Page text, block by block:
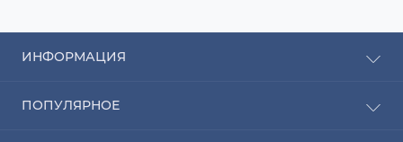
ИНФОРМАЦИЯ
Оплата
ПОПУЛЯРНОЕ